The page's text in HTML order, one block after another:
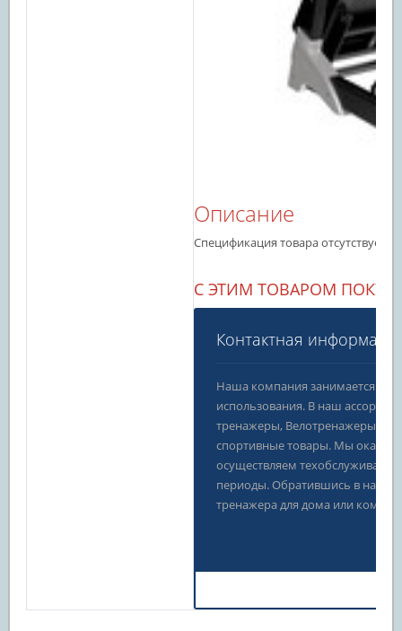
Описание
Спецификация товара отсутствует
С ЭТИМ ТОВАРОМ
Контактная
Наша компания занимается
использования. В наш
тренажеры, Велотренажеры,
спортивные товары. Мы
осуществляем
периоды. Обратившись в нашу
тренажера для дома или